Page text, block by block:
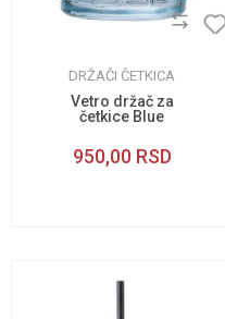
DRŽAČI ČETKICA
Vetro držač za
četkice Blue
950,00 RSD